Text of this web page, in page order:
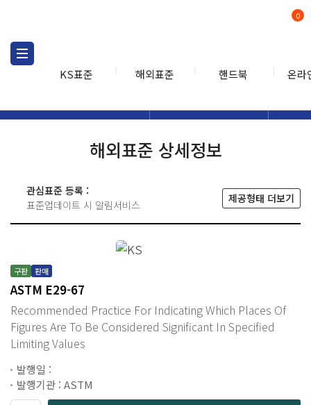
KS표준 해외표준 핸드북 온라
0
해외표준 상세정보
관심표준 등록 :
표준업데이트 시 알림서비스
제공형태 더보기
구판 판매
ASTM E29-67
Recommended Practice For Indicating Which Places Of
Figures Are To Be Considered Significant In Specified
Limiting Values
발행일 :
발행기관 : ASTM